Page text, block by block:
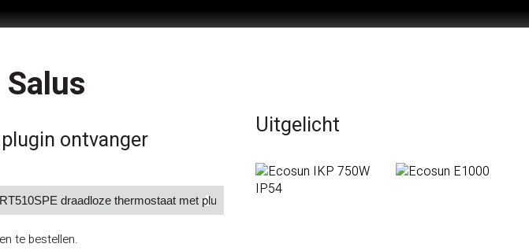
ontvanger
te bestellen.
Uitgelicht